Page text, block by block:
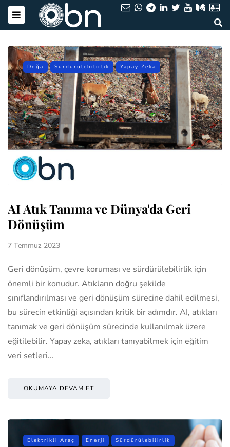
Doğa Sürdürülebilirlik Yapay Zeka
AI Atık Tanıma ve Dünya'da Geri
Dönüşüm
7 Temmuz 2023
Geri dönüşüm, çevre koruması ve sürdürülebilirlik için
önemli bir konudur. Atıkların doğru şekilde
sınıflandırılması ve geri dönüşüm sürecine dahil edilmesi,
bu sürecin etkinliği açısından kritik bir adımdır. AI, atıkları
tanımak ve geri dönüşüm sürecinde kullanılmak üzere
eğitilebilir. Yapay zeka, atıkları tanıyabilmek için eğitim
veri setleri…
OKUMAYA DEVAM ET
Elektrikli Araç Enerji Sürdürülebilirlik